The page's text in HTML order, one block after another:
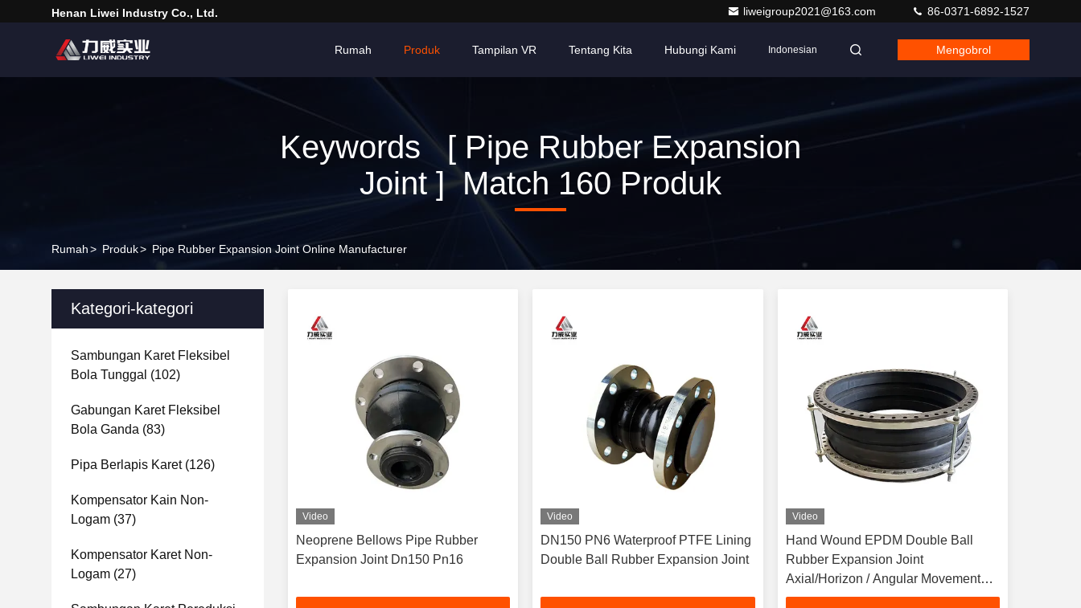
Henan Liwei Industry Co., Ltd. liweigroup2021@163.com 86-0371-6892-1527
Rumah Produk Tampilan VR Tentang Kita Hubungi Kami Indonesian Mengobrol
Keywords [ Pipe Rubber Expansion
Joint ] Match 160 Produk
Rumah> Produk> Pipe Rubber Expansion Joint Online Manufacturer
Kategori-kategori
Sambungan Karet Fleksibel
Bola Tunggal (102)
Gabungan Karet Fleksibel
Bola Ganda (83)
Pipa Berlapis Karet(126)
Kompensator Kain Non-
Logam (37)
Kompensator Karet Non-
Logam (27)
Video
Neoprene Bellows Pipe Rubber
Expansion Joint Dn150 Pn16
Video
DN150 PN6 Waterproof PTFE Lining
Double Ball Rubber Expansion Joint
Video
Hand Wound EPDM Double Ball
Rubber Expansion Joint
Axial/Horizon / Angular Movement
(Gerakan sudut)